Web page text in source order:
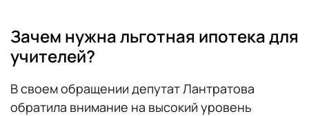
Зачем нужна льготная ипотека для
учителей?
В своем обращении депутат Лантратова
обратила внимание на высокий уровень